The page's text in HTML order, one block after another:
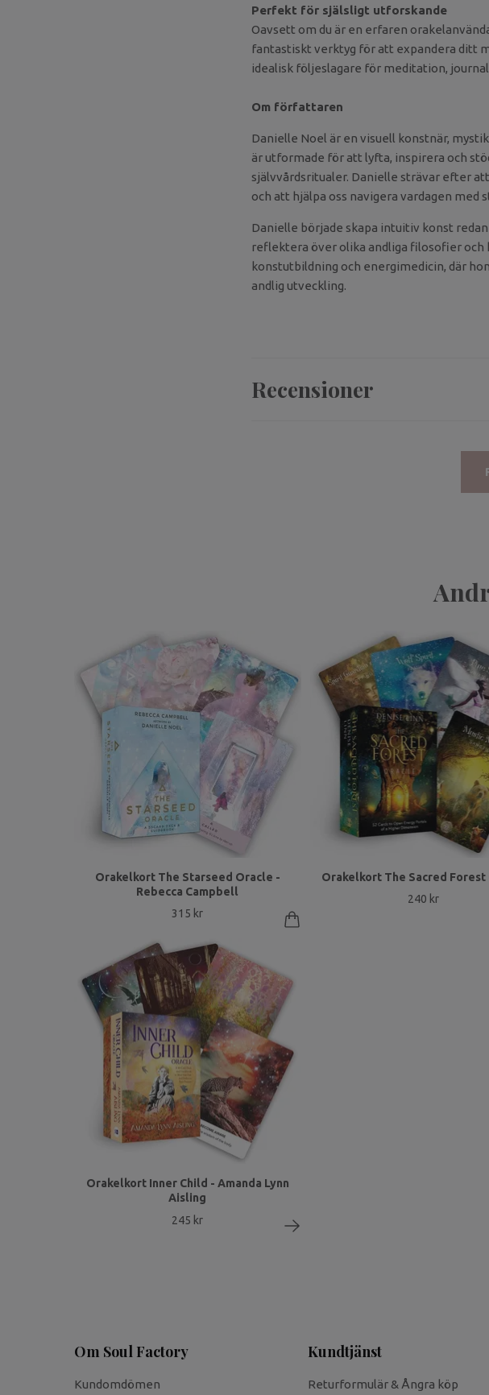
Perfekt för själsligt utforskande
Oavsett om du är en erfaren
fantastiskt verktyg för att expandera ditt
idealisk följeslagare för meditation,
Om författaren
Danielle Noel är en visuell konstnär,
är utformade för att lyfta, inspirera och
självvårdsritualer. Danielle strävar efter
och att hjälpa oss navigera vardagen
Danielle började skapa intuitiv konst
reflektera över olika andliga filosofier och
konstutbildning och energimedicin, där
andlig utveckling.
Recensioner
Orakelkort The Starseed Oracle -
Rebecca Campbell
315 kr
Orakelkort The Sacred Forest
240 kr
Orakelkort Inner Child - Amanda Lynn
Aisling
245 kr
Om Soul Factory
Kundomdömen
Kundtjänst
Returformulär & Ångra köp